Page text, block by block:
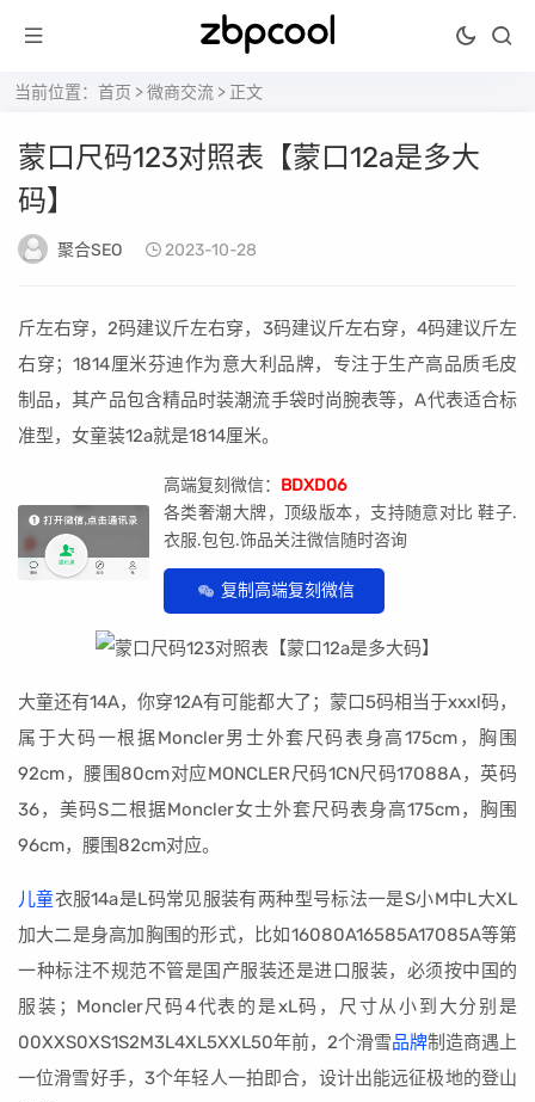
当前位置： 首页 >微商交流 > 正文
蒙口尺码123对照表【蒙口12a是多大
码】
聚合SEO 2023-10-28
斤左右穿，2码建议斤左右穿，3码建议斤左右穿，4码建议斤左
右穿；1814厘米芬迪作为意大利品牌，专注于生产高品质毛皮
制品，其产品包含精品时装潮流手袋时尚腕表等，A代表适合标
准型，女童装12a就是1814厘米。
高端复刻微信： BDXD06
各类奢潮大牌，顶级版本，支持随意对比 鞋子.
衣服.包包.饰品关注微信随时咨询
复制高端复刻微信
大童还有14A，你穿12A有可能都大了；蒙口5码相当于xxxl码，
属于大码一根据Moncler男士外套尺码表身高175cm，胸围
92cm，腰围80cm对应MONCLER尺码1CN尺码17088A，英码
36，美码S二根据Moncler女士外套尺码表身高175cm，胸围
96cm，腰围82cm对应。
儿童衣服14a是L码常见服装有两种型号标法一是S小M中L大XL
加大二是身高加胸围的形式，比如16080A16585A17085A等第
一种标注不规范不管是国产服装还是进口服装，必须按中国的
服装；Moncler尺码4代表的是xL码，尺寸从小到大分别是
00XXS0XS1S2M3L4XL5XXL50年前，2个滑雪品牌制造商遇上
一位滑雪好手，3个年轻人一拍即合，设计出能远征极地的登山